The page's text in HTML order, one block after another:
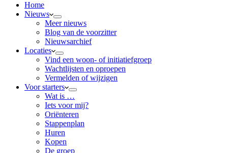
Home
Nieuws
Meer nieuws
Blog van de voorzitter
Nieuwsarchief
Locaties
Vind een woon- of initiatiefgroep
Wachtlijsten en oproepen
Vermelden of wijzigen
Voor starters
Wat is …
Iets voor mij?
Oriënteren
Stappenplan
Huren
Kopen
De groep